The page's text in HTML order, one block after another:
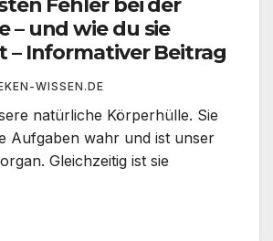
Fehler bei der
– und wie du sie
– Informativer Beitrag
WISSEN.DE
natürliche Körperhülle. Sie
Aufgaben wahr und ist unser
Gleichzeitig ist sie